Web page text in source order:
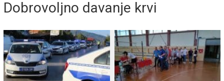
Dobrovoljno davanje krvi